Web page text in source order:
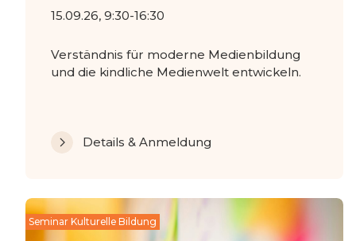
15.09.26, 9:30-16:30
Verständnis für moderne Medienbildung
und die kindliche Medienwelt entwickeln.
Details & Anmeldung
Seminar Kulturelle Bildung